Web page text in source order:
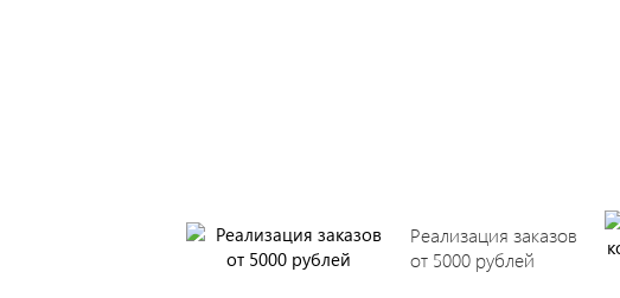
Реализация заказов
от 5000 рублей